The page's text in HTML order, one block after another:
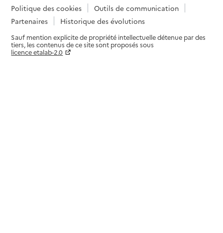
Politique des cookies
Outils de communication
Partenaires
Historique des évolutions
Sauf mention explicite de propriété intellectuelle détenue par des
tiers, les contenus de ce site sont proposés sous
licence etalab-2.0